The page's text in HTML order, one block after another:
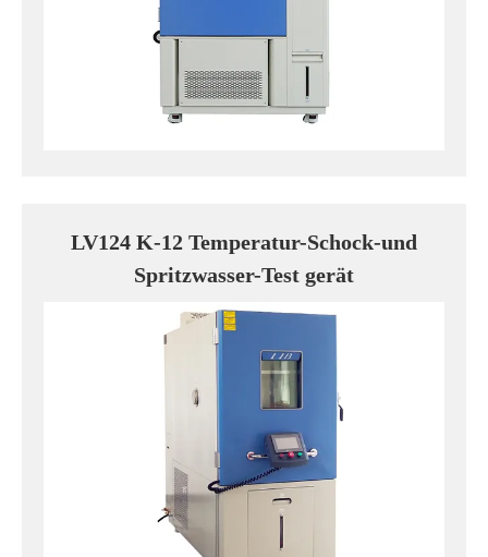
LV124 K-12 Temperatur-Schock-und
Spritzwasser-Test gerät